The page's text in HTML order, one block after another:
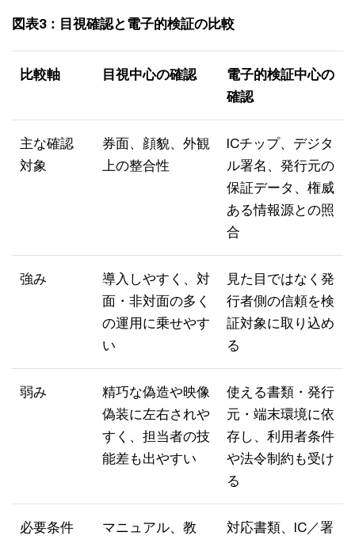
図表3：目視確認と電子的検証の比較
比較軸 目視中心の確認
電子的検証中心の
確認
主な確認
対象
券面、顔貌、外観
上の整合性
ICチップ、デジタ
ル署名、発行元の
保証データ、権威
ある情報源との照
合
強み
導入しやすく、対
面・非対面の多く
の運用に乗せやす
い
見た目ではなく発
行者側の信頼を検
証対象に取り込め
る
弱み
精巧な偽造や映像
偽装に左右されや
すく、担当者の技
能差も出やすい
使える書類・発行
元・端末環境に依
存し、利用者条件
や法令制約も受け
る
必要条件
マニュアル、教
対応書類、IC／署